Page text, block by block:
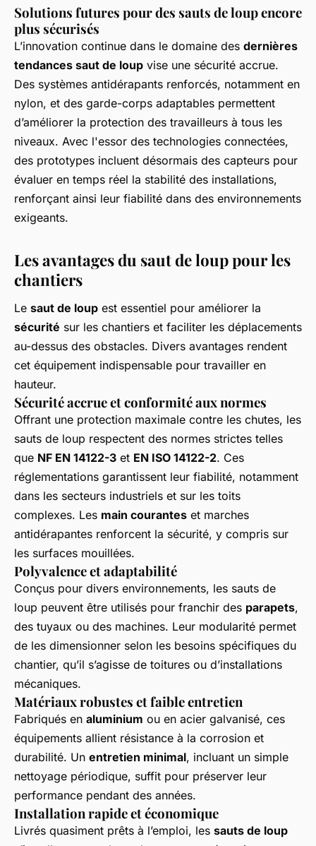
Solutions futures pour des sauts de loup encore
plus sécurisés
L’innovation continue dans le domaine des dernières
tendances saut de loup vise une sécurité accrue.
Des systèmes antidérapants renforcés, notamment en
nylon, et des garde-corps adaptables permettent
d’améliorer la protection des travailleurs à tous les
niveaux. Avec l'essor des technologies connectées,
des prototypes incluent désormais des capteurs pour
évaluer en temps réel la stabilité des installations,
renforçant ainsi leur fiabilité dans des environnements
exigeants.
Les avantages du saut de loup pour les
chantiers
Le saut de loup est essentiel pour améliorer la
sécurité sur les chantiers et faciliter les déplacements
au-dessus des obstacles. Divers avantages rendent
cet équipement indispensable pour travailler en
hauteur.
Sécurité accrue et conformité aux normes
Offrant une protection maximale contre les chutes, les
sauts de loup respectent des normes strictes telles
que NF EN 14122-3 et EN ISO 14122-2. Ces
réglementations garantissent leur fiabilité, notamment
dans les secteurs industriels et sur les toits
complexes. Les main courantes et marches
antidérapantes renforcent la sécurité, y compris sur
les surfaces mouillées.
Polyvalence et adaptabilité
Conçus pour divers environnements, les sauts de
loup peuvent être utilisés pour franchir des parapets,
des tuyaux ou des machines. Leur modularité permet
de les dimensionner selon les besoins spécifiques du
chantier, qu’il s’agisse de toitures ou d’installations
mécaniques.
Matériaux robustes et faible entretien
Fabriqués en aluminium ou en acier galvanisé, ces
équipements allient résistance à la corrosion et
durabilité. Un entretien minimal, incluant un simple
nettoyage périodique, suffit pour préserver leur
performance pendant des années.
Installation rapide et économique
Livrés quasiment prêts à l’emploi, les sauts de loup